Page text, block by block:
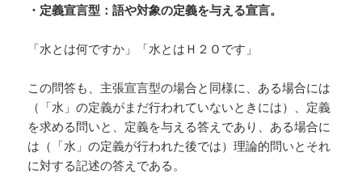
・定義宣言型：語や対象の定義を与える宣言。
「水とは何ですか」「水とはＨ２Ｏです」
この問答も、主張宣言型の場合と同様に、ある場合には
（「水」の定義がまだ行われていないときには）、定義
を求める問いと、定義を与える答えであり、ある場合に
は（「水」の定義が行われた後では）理論的問いとそれ
に対する記述の答えである。